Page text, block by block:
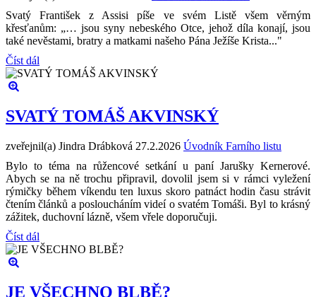
Svatý František z Assisi píše ve svém Listě všem věrným
křesťanům: „… jsou syny nebeského Otce, jehož díla konají, jsou
také nevěstami, bratry a matkami našeho Pána Ježíše Krista..."
Číst dál
SVATÝ TOMÁŠ AKVINSKÝ
zveřejnil(a) Jindra Drábková 27.2.2026 Úvodník Farního listu
Bylo to téma na růžencové setkání u paní Jarušky Kernerové.
Abych se na ně trochu připravil, dovolil jsem si v rámci vyležení
rýmičky během víkendu ten luxus skoro patnáct hodin času strávit
čtením článků a posloucháním videí o svatém Tomáši. Byl to krásný
zážitek, duchovní lázně, všem vřele doporučuji.
Číst dál
JE VŠECHNO BLBĚ?